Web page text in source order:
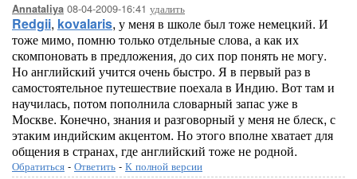
Annataliya 08-04-2009-16:41 удалить
Redgii, kovalaris, у меня в школе был тоже немецкий. И
тоже мимо, помню только отдельные слова, а как их
скомпоновать в предложения, до сих пор понять не могу.
Но английский учится очень быстро. Я в первый раз в
самостоятельное путешествие поехала в Индию. Вот там и
научилась, потом пополнила словарный запас уже в
Москве. Конечно, знания и разговорный у меня не блеск, с
этаким индийским акцентом. Но этого вполне хватает для
общения в странах, где английский тоже не родной.
Обратиться - Ответить - К полной версии